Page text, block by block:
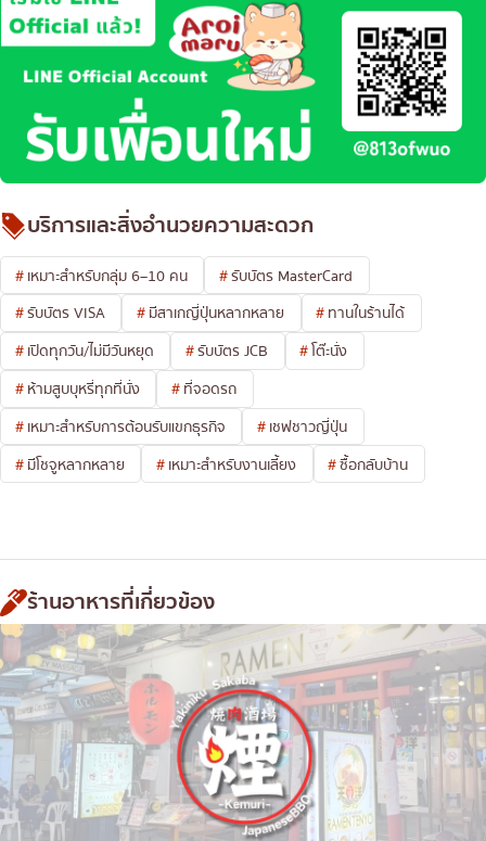
บริการและสิ่งอำนวยความสะดวก
เหมาะสำหรับกลุ่ม 6–10 คน
รับบัตร MasterCard
รับบัตร VISA
มีสาเกญี่ปุ่นหลากหลาย
ทานในร้านได้
เปิดทุกวัน/ไม่มีวันหยุด
รับบัตร JCB
โต๊ะนั่ง
ห้ามสูบบุหรี่ทุกที่นั่ง
ที่จอดรถ
เหมาะสำหรับการต้อนรับแขกธุรกิจ
เชฟชาวญี่ปุ่น
มีโชจูหลากหลาย
เหมาะสำหรับงานเลี้ยง ซื้อกลับบ้าน
ร้านอาหารที่เกี่ยวข้อง